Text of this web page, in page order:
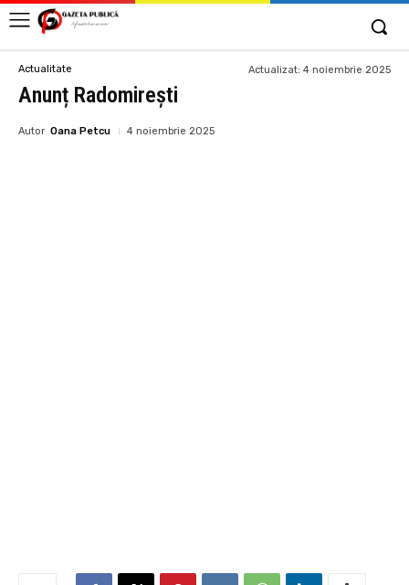
Actualitate Actualizat: 4 noiembrie 2025
Anunț Radomirești
Autor Oana Petcu 4 noiembrie 2025